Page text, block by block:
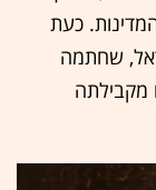
כעת
שחתמה
מקבילתה